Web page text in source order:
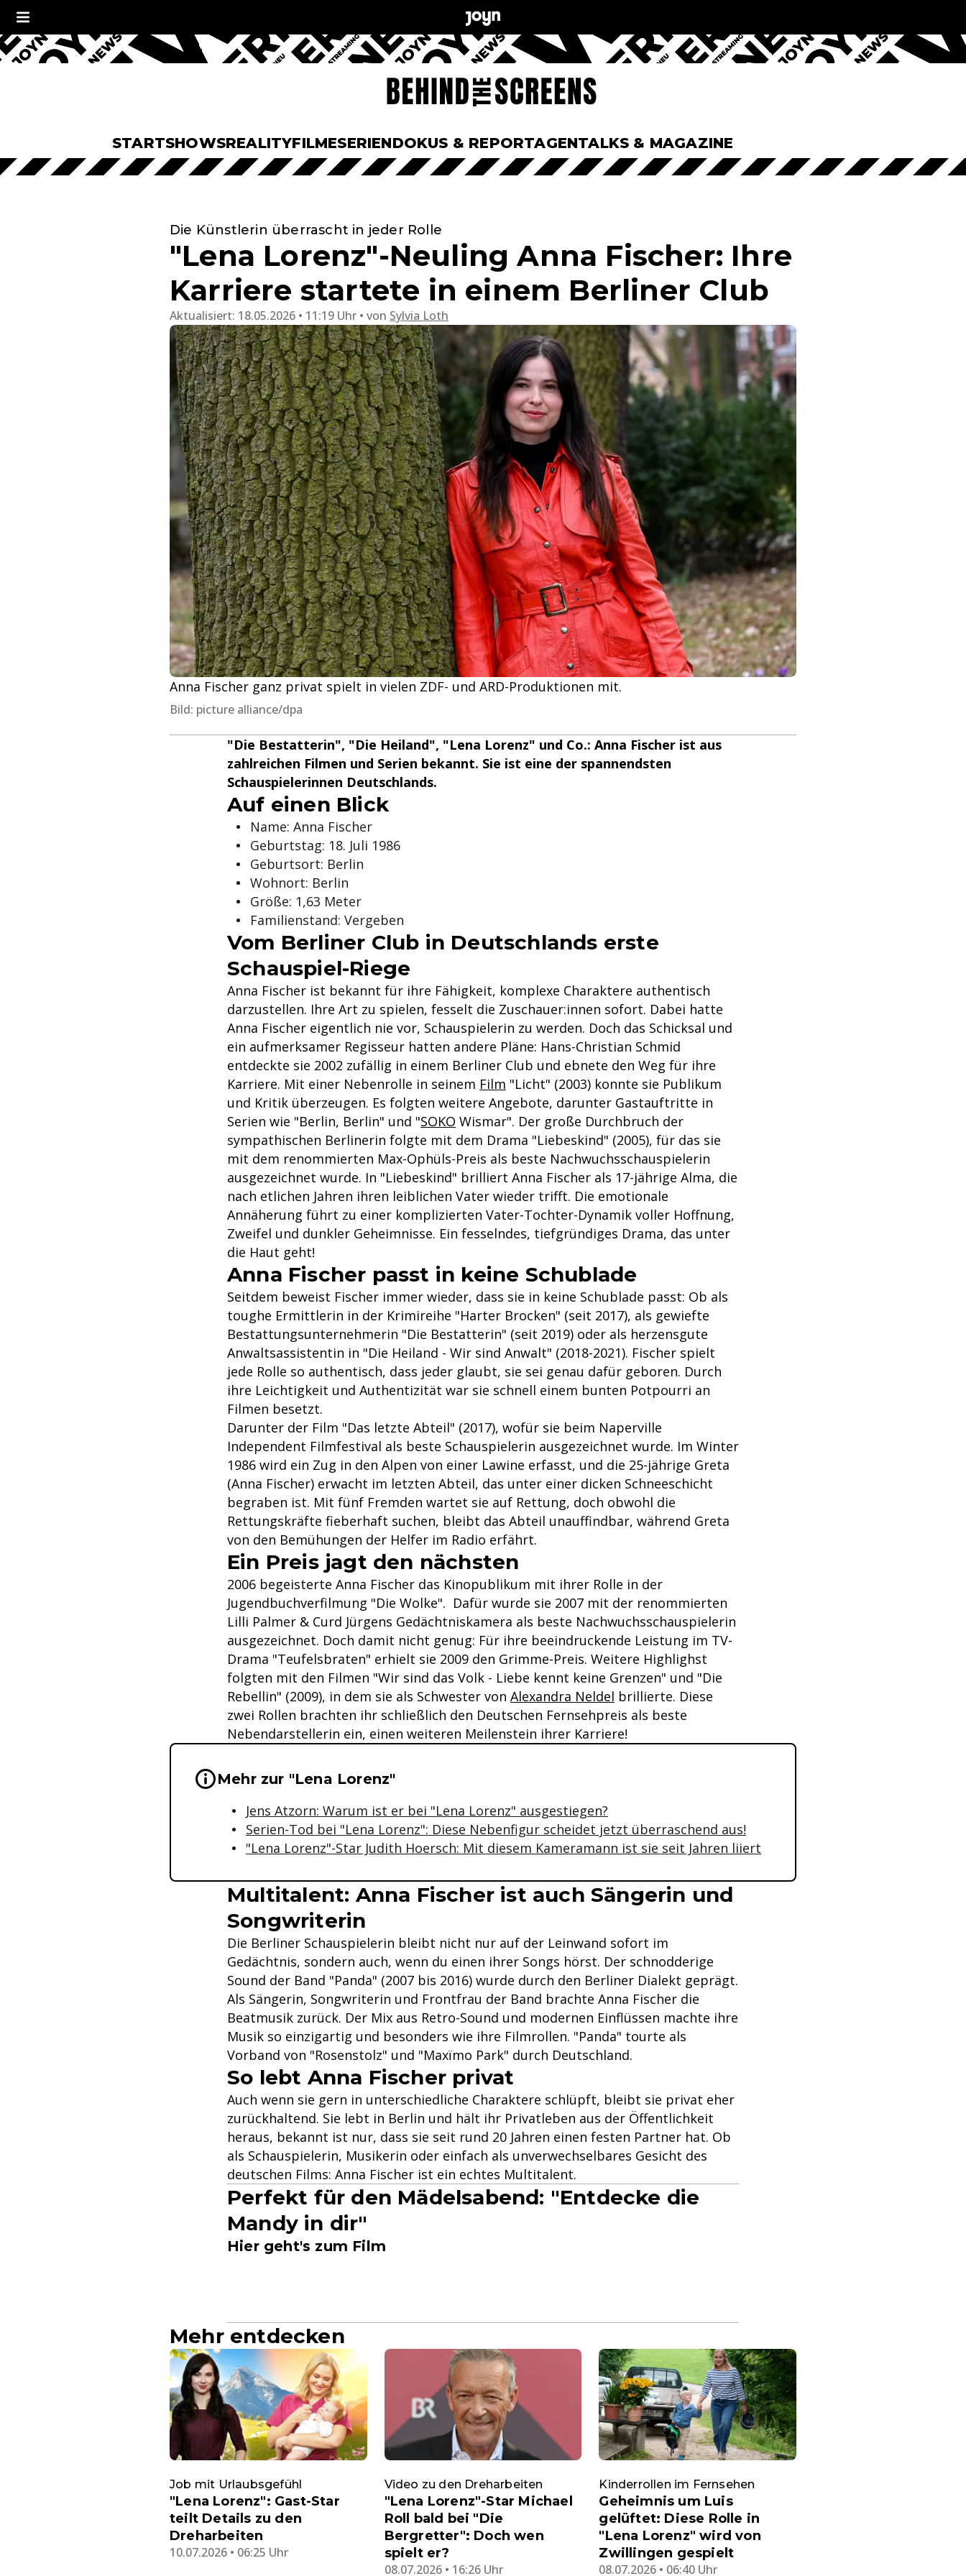
STARTSHOWSREALITYFILMESERIENDOKUS & REPORTAGENTALKS & MAGAZINE
Die Künstlerin überrascht in jeder Rolle
"Lena Lorenz"-Neuling Anna Fischer: Ihre
Karriere startete in einem Berliner Club
Aktualisiert: 18.05.2026 • 11:19 Uhr von Sylvia Loth
Anna Fischer ganz privat spielt in vielen ZDF- und ARD-Produktionen mit.
Bild: picture alliance/dpa
"Die Bestatterin", "Die Heiland", "Lena Lorenz" und Co.: Anna Fischer ist aus
zahlreichen Filmen und Serien bekannt. Sie ist eine der spannendsten
Schauspielerinnen Deutschlands.
Auf einen Blick
Name: Anna Fischer
Geburtstag: 18. Juli 1986
Geburtsort: Berlin
Wohnort: Berlin
Größe: 1,63 Meter
Familienstand: Vergeben
Vom Berliner Club in Deutschlands erste
Schauspiel-Riege
Anna Fischer ist bekannt für ihre Fähigkeit, komplexe Charaktere authentisch
darzustellen. Ihre Art zu spielen, fesselt die Zuschauer:innen sofort. Dabei hatte
Anna Fischer eigentlich nie vor, Schauspielerin zu werden. Doch das Schicksal und
ein aufmerksamer Regisseur hatten andere Pläne: Hans-Christian Schmid
entdeckte sie 2002 zufällig in einem Berliner Club und ebnete den Weg für ihre
Karriere. Mit einer Nebenrolle in seinem Film "Licht" (2003) konnte sie Publikum
und Kritik überzeugen. Es folgten weitere Angebote, darunter Gastauftritte in
Serien wie "Berlin, Berlin" und "SOKO Wismar". Der große Durchbruch der
sympathischen Berlinerin folgte mit dem Drama "Liebeskind" (2005), für das sie
mit dem renommierten Max-Ophüls-Preis als beste Nachwuchsschauspielerin
ausgezeichnet wurde. In "Liebeskind" brilliert Anna Fischer als 17-jährige Alma, die
nach etlichen Jahren ihren leiblichen Vater wieder trifft. Die emotionale
Annäherung führt zu einer komplizierten Vater-Tochter-Dynamik voller Hoffnung,
Zweifel und dunkler Geheimnisse. Ein fesselndes, tiefgründiges Drama, das unter
die Haut geht!
Anna Fischer passt in keine Schublade
Seitdem beweist Fischer immer wieder, dass sie in keine Schublade passt: Ob als
toughe Ermittlerin in der Krimireihe "Harter Brocken" (seit 2017), als gewiefte
Bestattungsunternehmerin "Die Bestatterin" (seit 2019) oder als herzensgute
Anwaltsassistentin in "Die Heiland - Wir sind Anwalt" (2018-2021). Fischer spielt
jede Rolle so authentisch, dass jeder glaubt, sie sei genau dafür geboren. Durch
ihre Leichtigkeit und Authentizität war sie schnell einem bunten Potpourri an
Filmen besetzt.
Darunter der Film "Das letzte Abteil" (2017), wofür sie beim Naperville
Independent Filmfestival als beste Schauspielerin ausgezeichnet wurde. Im Winter
1986 wird ein Zug in den Alpen von einer Lawine erfasst, und die 25-jährige Greta
(Anna Fischer) erwacht im letzten Abteil, das unter einer dicken Schneeschicht
begraben ist. Mit fünf Fremden wartet sie auf Rettung, doch obwohl die
Rettungskräfte fieberhaft suchen, bleibt das Abteil unauffindbar, während Greta
von den Bemühungen der Helfer im Radio erfährt.
Ein Preis jagt den nächsten
2006 begeisterte Anna Fischer das Kinopublikum mit ihrer Rolle in der
Jugendbuchverfilmung "Die Wolke". Dafür wurde sie 2007 mit der renommierten
Lilli Palmer & Curd Jürgens Gedächtniskamera als beste Nachwuchsschauspielerin
ausgezeichnet. Doch damit nicht genug: Für ihre beeindruckende Leistung im TV-
Drama "Teufelsbraten" erhielt sie 2009 den Grimme-Preis. Weitere Highlighst
folgten mit den Filmen "Wir sind das Volk - Liebe kennt keine Grenzen" und "Die
Rebellin" (2009), in dem sie als Schwester von Alexandra Neldel brillierte. Diese
zwei Rollen brachten ihr schließlich den Deutschen Fernsehpreis als beste
Nebendarstellerin ein, einen weiteren Meilenstein ihrer Karriere!
Wichtige Hinweise & Informationen zum Inhalt
Mehr zur "Lena Lorenz"
Jens Atzorn: Warum ist er bei "Lena Lorenz" ausgestiegen?
Serien-Tod bei "Lena Lorenz": Diese Nebenfigur scheidet jetzt überraschend aus!
"Lena Lorenz"-Star Judith Hoersch: Mit diesem Kameramann ist sie seit Jahren liiert
Multitalent: Anna Fischer ist auch Sängerin und
Songwriterin
Die Berliner Schauspielerin bleibt nicht nur auf der Leinwand sofort im
Gedächtnis, sondern auch, wenn du einen ihrer Songs hörst. Der schnodderige
Sound der Band "Panda" (2007 bis 2016) wurde durch den Berliner Dialekt geprägt.
Als Sängerin, Songwriterin und Frontfrau der Band brachte Anna Fischer die
Beatmusik zurück. Der Mix aus Retro-Sound und modernen Einflüssen machte ihre
Musik so einzigartig und besonders wie ihre Filmrollen. "Panda" tourte als
Vorband von "Rosenstolz" und "Maxïmo Park" durch Deutschland.
So lebt Anna Fischer privat
Auch wenn sie gern in unterschiedliche Charaktere schlüpft, bleibt sie privat eher
zurückhaltend. Sie lebt in Berlin und hält ihr Privatleben aus der Öffentlichkeit
heraus, bekannt ist nur, dass sie seit rund 20 Jahren einen festen Partner hat. Ob
als Schauspielerin, Musikerin oder einfach als unverwechselbares Gesicht des
deutschen Films: Anna Fischer ist ein echtes Multitalent.
Perfekt für den Mädelsabend: "Entdecke die
Mandy in dir"
Hier geht's zum Film
Mehr entdecken
Job mit Urlaubsgefühl
"Lena Lorenz": Gast-Star
teilt Details zu den
Dreharbeiten
10.07.2026 • 06:25 Uhr
Video zu den Dreharbeiten
"Lena Lorenz"-Star Michael
Roll bald bei "Die
Bergretter": Doch wen
spielt er?
08.07.2026 • 16:26 Uhr
Kinderrollen im Fernsehen
Geheimnis um Luis
gelüftet: Diese Rolle in
"Lena Lorenz" wird von
Zwillingen gespielt
08.07.2026 • 06:40 Uhr